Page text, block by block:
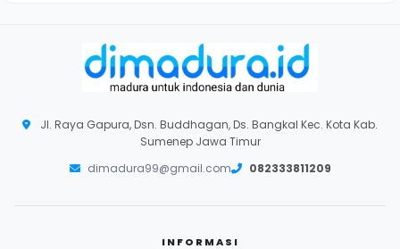
Jl. Raya Gapura, Dsn. Buddhagan, Ds. Bangkal Kec. Kota Kab.
Sumenep Jawa Timur
dimadura99@gmail.com
082333811209
INFORMASI